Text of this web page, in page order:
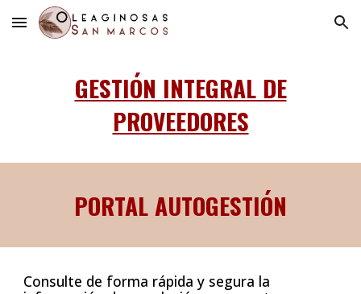
Skip to main content Skip to navigation
GESTIÓN INTEGRAL DE
PROVEEDORES
PORTAL AUTOGESTIÓN
Consulte de forma rápida y segura la